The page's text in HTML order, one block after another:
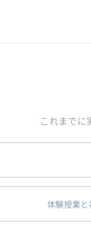
これまでに
体験授業と